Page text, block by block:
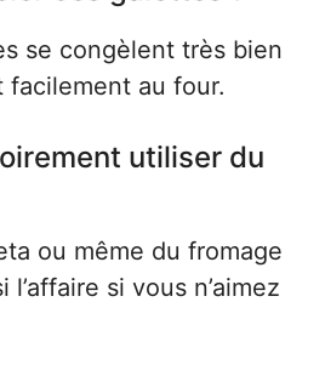
se congèlent très bien
au four.
utiliser du
ou même du fromage
si vous n’aimez